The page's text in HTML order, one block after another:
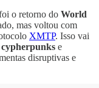
o retorno do World
mas voltou com
XMTP. Isso vai
cypherpunks e
disruptivas e